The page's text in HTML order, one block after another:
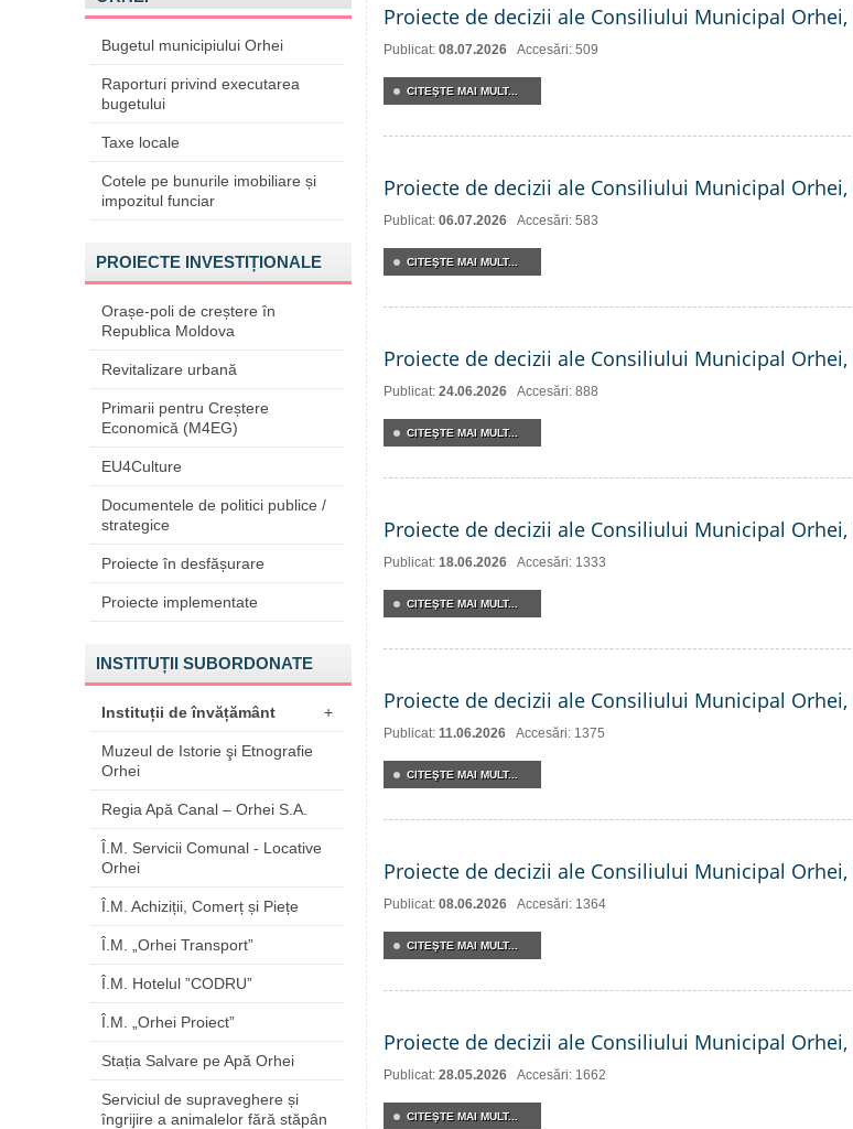
Bugetul municipiului Orhei
Raporturi privind executarea
bugetului
Taxe locale
Cotele pe bunurile imobiliare și
impozitul funciar
PROIECTE INVESTIȚIONALE
Orașe-poli de creștere în
Republica Moldova
Revitalizare urbană
Primarii pentru Creștere
Economică (M4EG)
EU4Culture
Documentele de politici publice /
strategice
Proiecte în desfășurare
Proiecte implementate
INSTITUȚII SUBORDONATE
Instituții de învățământ +
Muzeul de Istorie şi Etnografie
Orhei
Regia Apă Canal – Orhei S.A.
Î.M. Servicii Comunal - Locative
Orhei
Î.M. Achiziții, Comerț și Piețe
Î.M. „Orhei Transport”
Î.M. Hotelul ”CODRU”
Î.M. „Orhei Proiect”
Stația Salvare pe Apă Orhei
Serviciul de supraveghere și
îngrijire a animalelor fără stăpân
Proiecte de decizii ale Consiliului Municipal
Publicat: 08.07.2026 Accesări: 509
CITEŞTE MAI MULT...
Proiecte de decizii ale Consiliului Municipal
Publicat: 06.07.2026 Accesări: 583
CITEŞTE MAI MULT...
Proiecte de decizii ale Consiliului Municipal
Publicat: 24.06.2026 Accesări: 888
CITEŞTE MAI MULT...
Proiecte de decizii ale Consiliului Municipal
Publicat: 18.06.2026 Accesări: 1333
CITEŞTE MAI MULT...
Proiecte de decizii ale Consiliului Municipal
Publicat: 11.06.2026 Accesări: 1375
CITEŞTE MAI MULT...
Proiecte de decizii ale Consiliului Municipal
Publicat: 08.06.2026 Accesări: 1364
CITEŞTE MAI MULT...
Proiecte de decizii ale Consiliului Municipal
Publicat: 28.05.2026 Accesări: 1662
CITEŞTE MAI MULT...